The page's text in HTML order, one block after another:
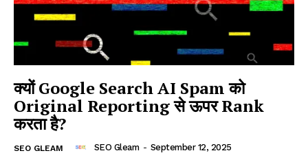
क्यों Google Search AI Spam को
Original Reporting से ऊपर Rank
करता है?
SEO GLEAM SEO Gleam - September 12, 2025